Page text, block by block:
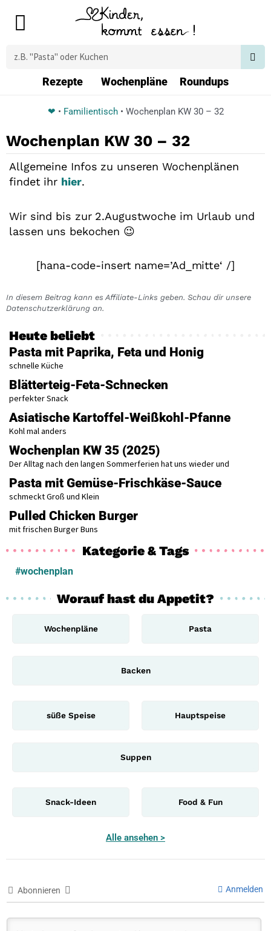
Main
Suche
Rezepte Wochenpläne Roundups
❤ • Familientisch• Wochenplan KW 30 – 32
Wochenplan KW 30 – 32
Allgemeine Infos zu unseren Wochenplänen
findet ihr hier.
Wir sind bis zur 2.Augustwoche im Urlaub und
lassen uns bekochen 😉
[hana-code-insert name=’Ad_mitte‘ /]
In diesem Beitrag kann es Affiliate-Links geben. Schau dir unsere
Datenschutzerklärung an.
Heute beliebt
Pasta mit Paprika, Feta und Honig
schnelle Küche
Blätterteig-Feta-Schnecken
perfekter Snack
Asiatische Kartoffel-Weißkohl-Pfanne
Kohl mal anders
Wochenplan KW 35 (2025)
Der Alltag nach den langen Sommerferien hat uns wieder und
Pasta mit Gemüse-Frischkäse-Sauce
schmeckt Groß und Klein
Pulled Chicken Burger
mit frischen Burger Buns
Kategorie & Tags
#wochenplan
Worauf hast du Appetit?
Wochenpläne Pasta
Backen
süße Speise Hauptspeise
Suppen
Snack-Ideen Food & Fun
Alle ansehen >
Abonnieren Anmelden